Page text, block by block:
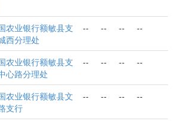
农业银行额敏县支
西分理处
-- -- -- --
农业银行额敏县支
心路分理处
-- -- -- --
农业银行额敏县文
支行
-- -- -- --